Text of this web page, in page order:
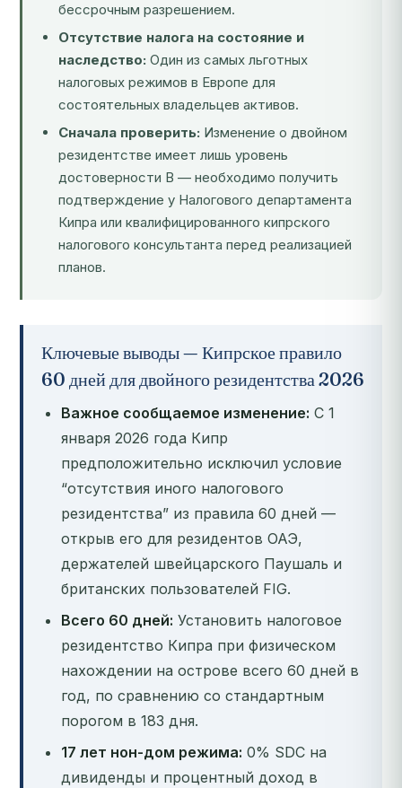
бессрочным разрешением.
Отсутствие налога на состояние и
наследство: Один из самых льготных
налоговых режимов в Европе для
состоятельных владельцев активов.
Сначала проверить: Изменение о двойном
резидентстве имеет лишь уровень
достоверности B — необходимо получить
подтверждение у Налогового департамента
Кипра или квалифицированного кипрского
налогового консультанта перед реализацией
планов.
Ключевые выводы — Кипрское правило
60 дней для двойного резидентства 2026
Важное сообщаемое изменение: С 1
января 2026 года Кипр
предположительно исключил условие
“отсутствия иного налогового
резидентства” из правила 60 дней —
открыв его для резидентов ОАЭ,
держателей швейцарского Паушаль и
британских пользователей FIG.
Всего 60 дней: Установить налоговое
резидентство Кипра при физическом
нахождении на острове всего 60 дней в
год, по сравнению со стандартным
порогом в 183 дня.
17 лет нон-дом режима: 0% SDC на
дивиденды и процентный доход в